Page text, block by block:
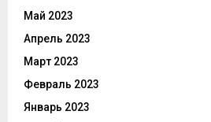
Май 2023
Апрель 2023
Март 2023
Февраль 2023
Январь 2023